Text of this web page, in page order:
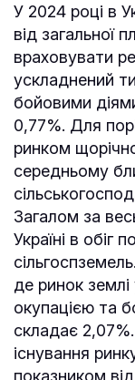
У 2024 році в
від загальної
враховувати
ускладнений
бойовими
0,77%. Для
ринком
середньому
Загалом за
Україні в обіг
де ринок
окупацією та
складає
існування
показником